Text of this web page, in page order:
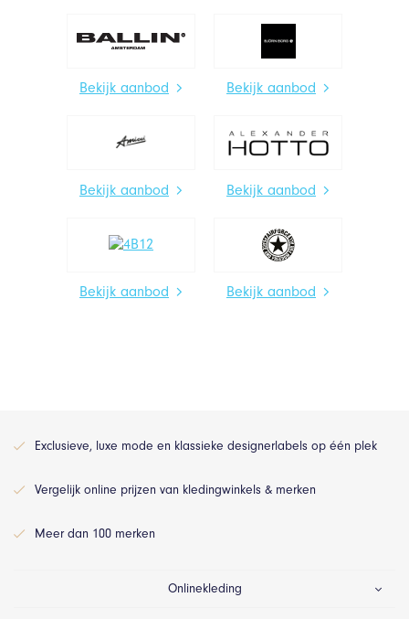
Bekijk aanbod Bekijk aanbod
Bekijk aanbod Bekijk aanbod
Bekijk aanbod Bekijk aanbod
Exclusieve, luxe mode en klassieke designerlabels op één plek
Vergelijk online prijzen van kledingwinkels & merken
Meer dan 100 merken
Onlinekleding